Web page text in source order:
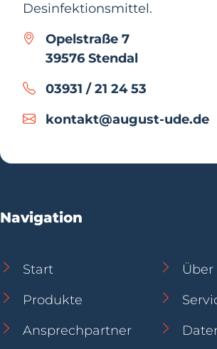
Desinfektionsmittel.
Opelstraße 7
39576 Stendal
03931 / 21 24 53
kontakt@august-ude.de
Navigation
Start
Über
Produkte
Ansprechpartner